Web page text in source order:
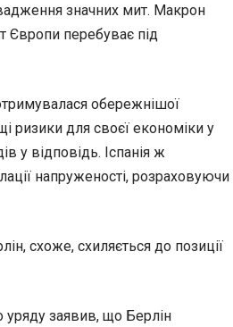
значних мит. Макрон
Європи перебуває під
обережнішої
ризики для своєї економіки у
у відповідь. Іспанія ж
напруженості, розраховуючи
схоже, схиляється до позиції
заявив, що Берлін